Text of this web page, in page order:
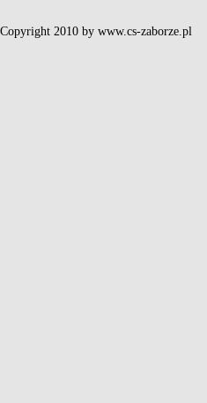
Copyright 2010 by www.cs-zaborze.pl